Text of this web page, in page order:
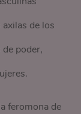
de los
poder,
feromona de